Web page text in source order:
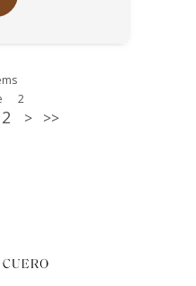
2
2 > >>